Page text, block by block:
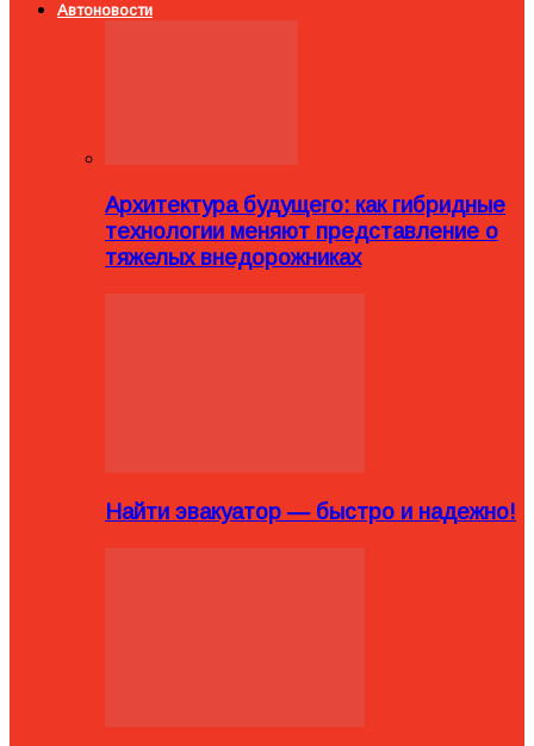
Автоновости
Архитектура будущего: как гибридные
технологии меняют представление о
тяжелых внедорожниках
Найти эвакуатор — быстро и надежно!